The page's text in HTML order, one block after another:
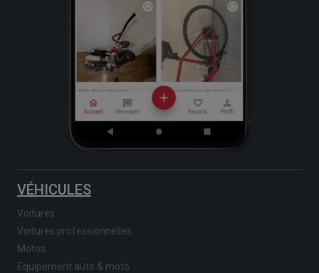
VÉHICULES
Voitures
Voitures professionnelles
Motos
Equipement auto & moto